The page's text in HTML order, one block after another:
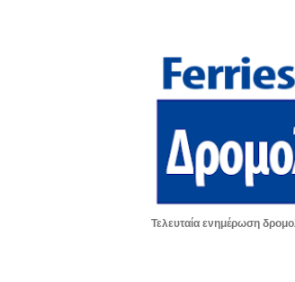
Τελευταία ενημέρωση